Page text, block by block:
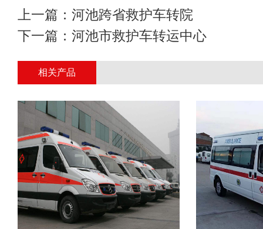
上一篇： 河池跨省救护车转院
下一篇： 河池市救护车转运中心
相关产品